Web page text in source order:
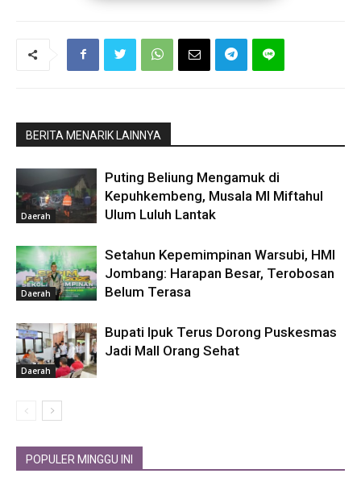
BERITA MENARIK LAINNYA
Daerah
Puting Beliung Mengamuk di
Kepuhkembeng, Musala MI Miftahul
Ulum Luluh Lantak
Daerah
Setahun Kepemimpinan Warsubi, HMI
Jombang: Harapan Besar, Terobosan
Belum Terasa
Daerah
Bupati Ipuk Terus Dorong Puskesmas
Jadi Mall Orang Sehat
POPULER MINGGU INI